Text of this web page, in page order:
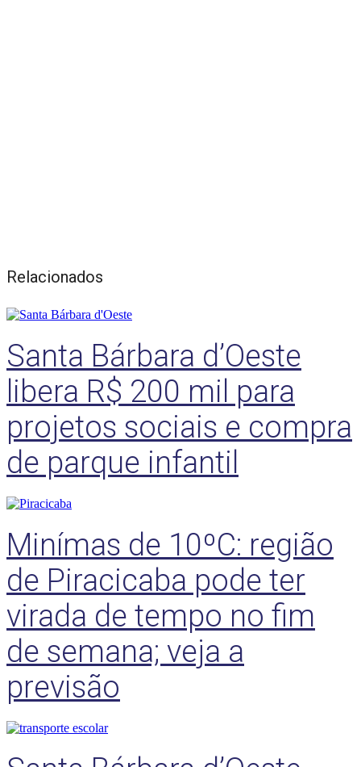
Relacionados
Santa Bárbara d’Oeste
libera R$ 200 mil para
projetos sociais e compra
de parque infantil
Minímas de 10ºC: região
de Piracicaba pode ter
virada de tempo no fim
de semana; veja a
previsão